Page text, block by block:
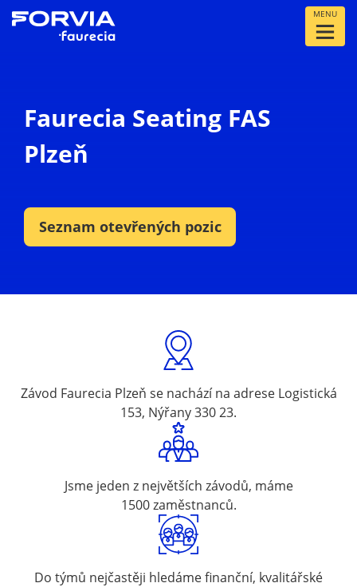
MENU
Faurecia Seating FAS
Plzeň
Seznam otevřených pozic
Závod Faurecia Plzeň se nachází na adrese Logistická
153, Nýřany 330 23.
Jsme jeden z největších závodů, máme
1500 zaměstnanců.
Do týmů nejčastěji hledáme finanční, kvalitářské